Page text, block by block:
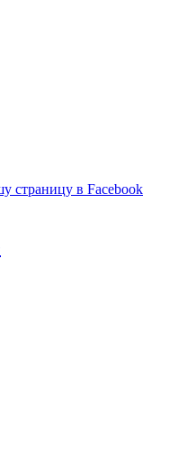
страницу в Facebook